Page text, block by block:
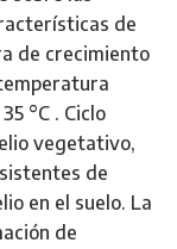
de
de crecimiento
°C . Ciclo
vegetativo,
de
en el suelo. La
de